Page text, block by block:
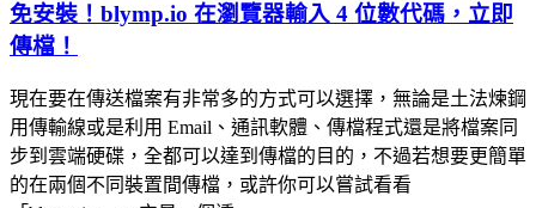
免安裝！blymp.io 在瀏覽器輸入 4 位數代碼，立即
傳檔！
現在要在傳送檔案有非常多的方式可以選擇，無論是土法煉鋼
用傳輸線或是利用 Email、通訊軟體、傳檔程式還是將檔案同
步到雲端硬碟，全都可以達到傳檔的目的，不過若想要更簡單
的在兩個不同裝置間傳檔，或許你可以嘗試看看